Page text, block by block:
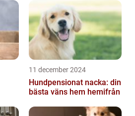
11 december 2024
Hundpensionat nacka: din
bästa väns hem hemifrån